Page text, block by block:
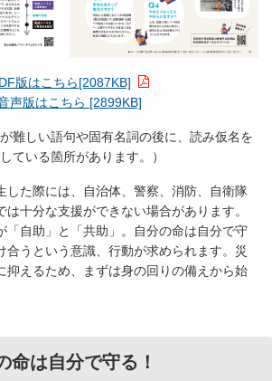
版はこちら[2087KB]
声版はこちら [2899KB]
難しい語句や固有名詞の後に、読み仮名を
ている箇所があります。）
た際には、自治体、警察、消防、自衛隊
は十分な支援ができない場合があります。
「自助」と「共助」。自分の命は自分で守
合うという意識、行動が求められます。災
抑えるため、まずは身の回りの備えから始
命は自分で守る！